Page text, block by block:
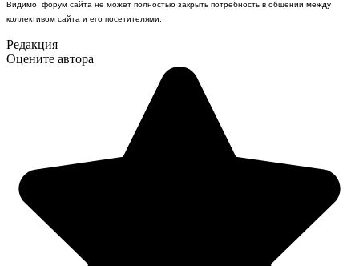
Видимо, форум сайта не может полностью закрыть потребность в общении между
коллективом сайта и его посетителями.
Редакция
Оцените автора